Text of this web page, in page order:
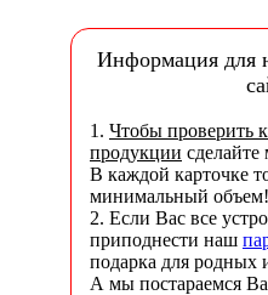
Информация для
1. Чтобы проверить
продукции
В каждой карточке
минимальный объем!
2. Если Вас все
приподнести наш
подарка для родных
А мы постараемся